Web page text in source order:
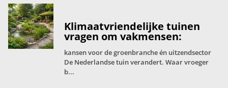
Klimaatvriendelijke tuinen
vragen om vakmensen:
kansen voor de groenbranche én uitzendsector
De Nederlandse tuin verandert. Waar vroeger
b...